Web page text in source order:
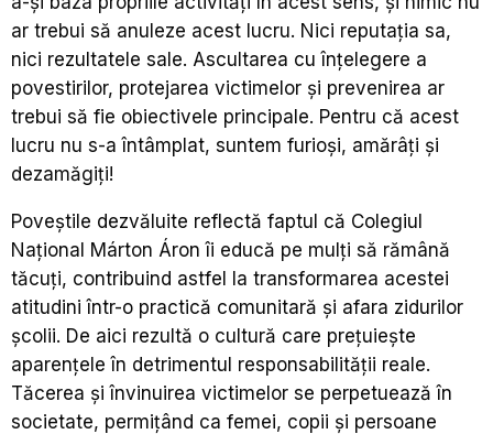
ar trebui să anuleze acest lucru. Nici reputația sa,
nici rezultatele sale. Ascultarea cu înțelegere a
povestirilor, protejarea victimelor și prevenirea ar
trebui să fie obiectivele principale. Pentru că acest
lucru nu s-a întâmplat, suntem furioși, amărâți și
dezamăgiți!
Poveștile dezvăluite reflectă faptul că Colegiul
Național Márton Áron îi educă pe mulți să rămână
tăcuți, contribuind astfel la transformarea acestei
atitudini într-o practică comunitară și afara zidurilor
școlii. De aici rezultă o cultură care prețuiește
aparențele în detrimentul responsabilității reale.
Tăcerea și învinuirea victimelor se perpetuează în
societate, permițând ca femei, copii și persoane